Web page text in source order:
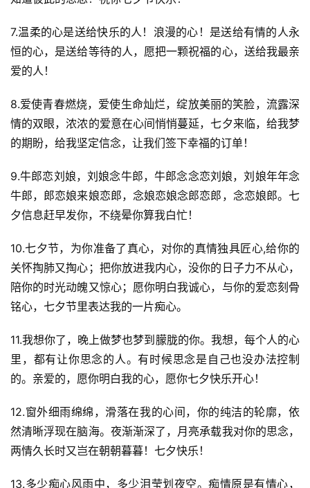
7.温柔的心是送给快乐的人！浪漫的心！是送给有情的人永
恒的心，是送给等待的人，愿把一颗祝福的心，送给我最亲
爱的人！
8.爱使青春燃烧，爱使生命灿烂，绽放美丽的笑脸，流露深
情的双眼，浓浓的爱意在心间悄悄蔓延，七夕来临，给我梦
的期盼，给我坚定信念，让我们签下幸福的订单！
9.牛郎恋刘娘，刘娘念牛郎，牛郎念念恋刘娘，刘娘年年念
牛郎，郎恋娘来娘恋郎，念娘恋娘念郎恋郎，念恋娘郎。七
夕信息赶早发你，不绕晕你算我白忙！
10.七夕节，为你准备了真心，对你的真情独具匠心,给你的
关怀掏肺又掏心；把你放进我内心，没你的日子力不从心，
陪你的时光动魄又惊心；愿你明白我诚心，与你的爱恋刻骨
铭心，七夕节里表达我的一片痴心。
11.我想你了，晚上做梦也梦到朦胧的你。我想，每个人的心
里，都有让你思念的人。有时候思念是自己也没办法控制
的。亲爱的，愿你明白我的心，愿你七夕快乐开心！
12.窗外细雨绵绵，滑落在我的心间，你的纯洁的轮廓，依
然清晰浮现在脑海。夜渐渐深了，月亮承载我对你的思念，
两情久长时又岂在朝朝暮暮！七夕快乐！
13.多少痴心风雨中，多少泪莹划夜空。痴情原是有情心，